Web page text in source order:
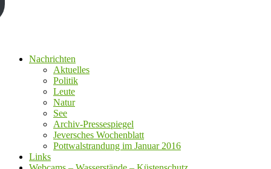
Nachrichten
Aktuelles
Politik
Leute
Natur
See
Archiv-Pressespiegel
Jeversches Wochenblatt
Pottwalstrandung im Januar 2016
Links